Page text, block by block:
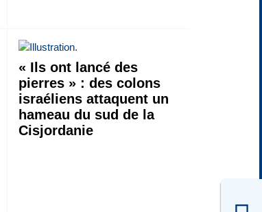
« Ils ont lancé des
pierres » : des colons
israéliens attaquent un
hameau du sud de la
Cisjordanie